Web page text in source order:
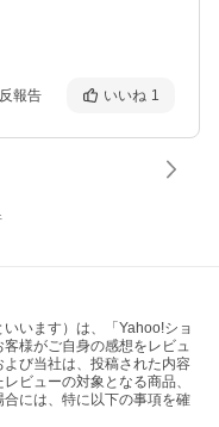
報告 いいね 1
います）は、「Yahoo!ショ
様がご自身の感想をレビュ
び当社は、投稿された内容
ビューの対象となる商品、
には、特に以下の事項を確